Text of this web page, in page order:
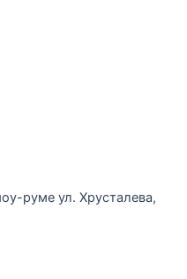
руме ул. Хрусталева,